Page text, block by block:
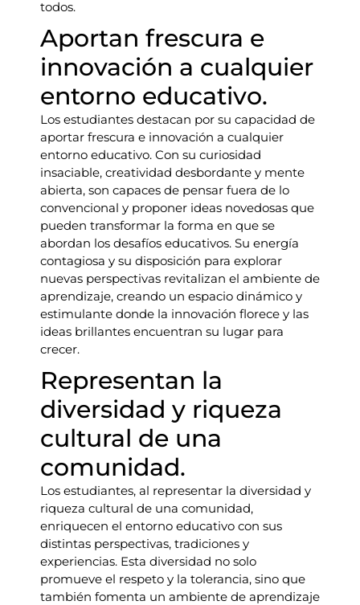
todos.
Aportan frescura e
innovación a cualquier
entorno educativo.
Los estudiantes destacan por su capacidad de
aportar frescura e innovación a cualquier
entorno educativo. Con su curiosidad
insaciable, creatividad desbordante y mente
abierta, son capaces de pensar fuera de lo
convencional y proponer ideas novedosas que
pueden transformar la forma en que se
abordan los desafíos educativos. Su energía
contagiosa y su disposición para explorar
nuevas perspectivas revitalizan el ambiente de
aprendizaje, creando un espacio dinámico y
estimulante donde la innovación florece y las
ideas brillantes encuentran su lugar para
crecer.
Representan la
diversidad y riqueza
cultural de una
comunidad.
Los estudiantes, al representar la diversidad y
riqueza cultural de una comunidad,
enriquecen el entorno educativo con sus
distintas perspectivas, tradiciones y
experiencias. Esta diversidad no solo
promueve el respeto y la tolerancia, sino que
también fomenta un ambiente de aprendizaje